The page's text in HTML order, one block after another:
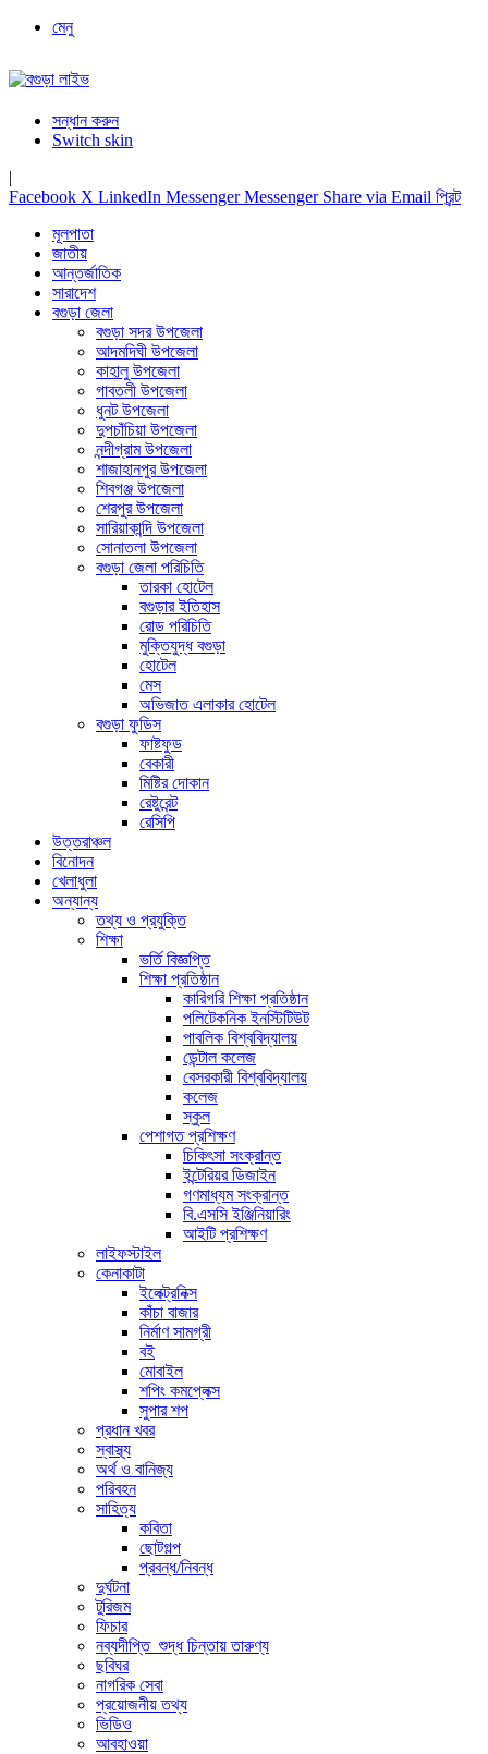
মেনু
সন্ধান করুন
Switch skin
|
Facebook X LinkedIn Messenger Messenger Share via Email প্রিন্ট
মূলপাতা
জাতীয়
আন্তর্জাতিক
সারাদেশ
বগুড়া জেলা
বগুড়া সদর উপজেলা
আদমদিঘী উপজেলা
কাহালু উপজেলা
গাবতলী উপজেলা
ধুনট উপজেলা
দুপচাঁচিয়া উপজেলা
নন্দীগ্রাম উপজেলা
শাজাহানপুর উপজেলা
শিবগঞ্জ উপজেলা
শেরপুর উপজেলা
সারিয়াকান্দি উপজেলা
সোনাতলা উপজেলা
বগুড়া জেলা পরিচিতি
তারকা হোটেল
বগুড়ার ইতিহাস
রোড পরিচিতি
মুক্তিযুদ্ধ বগুড়া
হোটেল
মেস
অভিজাত এলাকার হোটেল
বগুড়া ফুডিস
ফাষ্টফুড
বেকারী
মিষ্টির দোকান
রেষ্টুরেন্ট
রেসিপি
উত্তরাঞ্চল
বিনোদন
খেলাধুলা
অন্যান্য
তথ্য ও প্রযুক্তি
শিক্ষা
ভর্তি বিজ্ঞপ্তি
শিক্ষা প্রতিষ্ঠান
কারিগরি শিক্ষা প্রতিষ্ঠান
পলিটেকনিক ইনস্টিটিউট
পাবলিক বিশ্ববিদ্যালয়
ডেন্টাল কলেজ
বেসরকারী বিশ্ববিদ্যালয়
কলেজ
স্কুল
পেশাগত প্রশিক্ষণ
চিকিৎসা সংক্রান্ত
ইন্টেরিয়র ডিজাইন
গণমাধ্যম সংক্রান্ত
বি.এসসি ইঞ্জিনিয়ারিং
আইটি প্রশিক্ষণ
লাইফস্টাইল
কেনাকাটা
ইলেক্ট্রনিক্স
কাঁচা বাজার
নির্মাণ সামগ্রী
বই
মোবাইল
শপিং কমপ্লেক্স
সুপার শপ
প্রধান খবর
স্বাস্থ্য
অর্থ ও বানিজ্য
পরিবহন
সাহিত্য
কবিতা
ছোটগল্প
প্রবন্ধ/নিবন্ধ
দুর্ঘটনা
টুরিজম
ফিচার
নব্যদীপ্তি_শুদ্ধ চিন্তায় তারুণ্য
ছবিঘর
নাগরিক সেবা
প্রয়োজনীয় তথ্য
ভিডিও
আবহাওয়া